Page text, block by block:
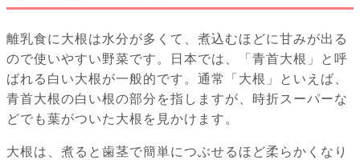
離乳食に大根は水分が多くて、煮込むほどに甘みが出る
ので使いやすい野菜です。日本では、「青首大根」と呼
ばれる白い大根が一般的です。通常「大根」といえば、
青首大根の白い根の部分を指しますが、時折スーパーな
どでも葉がついた大根を見かけます。
大根は、煮ると歯茎で簡単につぶせるほど柔らかくなり